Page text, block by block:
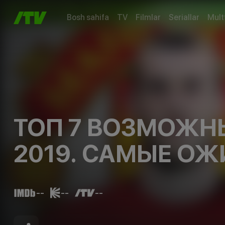
Bosh sahifa TV Filmlar Seriallar
ТОП 7
2019. САМЫЕ
-- -- --